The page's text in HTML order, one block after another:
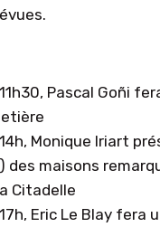
Pascal Goñi
Monique Iriart
des maisons
Citadelle
Eric Le Blay fera